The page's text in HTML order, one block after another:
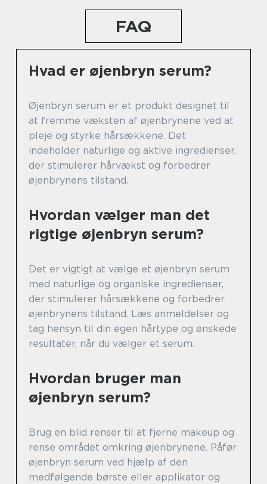
FAQ
Hvad er øjenbryn serum?
Øjenbryn serum er et produkt designet til
at fremme væksten af øjenbrynene ved at
pleje og styrke hårsækkene. Det
indeholder naturlige og aktive ingredienser,
der stimulerer hårvækst og forbedrer
øjenbrynens tilstand.
Hvordan vælger man det
rigtige øjenbryn serum?
Det er vigtigt at vælge et øjenbryn serum
med naturlige og organiske ingredienser,
der stimulerer hårsækkene og forbedrer
øjenbrynens tilstand. Læs anmeldelser og
tag hensyn til din egen hårtype og ønskede
resultater, når du vælger et serum.
Hvordan bruger man
øjenbryn serum?
Brug en blid renser til at fjerne makeup og
rense området omkring øjenbrynene. Påfør
øjenbryn serum ved hjælp af den
medfølgende børste eller applikator og